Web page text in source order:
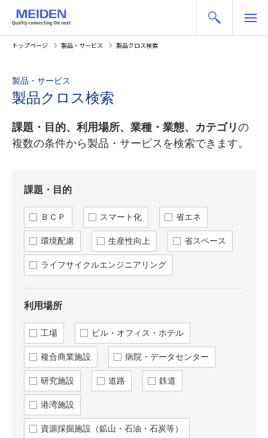
トップページ 製品・サービス 製品クロス検索
製品・サービス
製品クロス検索
課題・目的、利用場所、業種・業態、カテゴリ の
複数の条件から製品・サービスを検索できます。
課題・目的
ＢＣＰ スマート化 省エネ
環境配慮 生産性向上 省スペース
ライフサイクルエンジニアリング
利用場所
工場 ビル・オフィス・ホテル
複合商業施設 病院・データセンター
研究施設 道路 鉄道
港湾施設
資源採掘施設（鉱山・石油・石炭等）